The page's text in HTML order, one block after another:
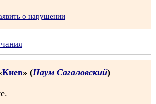
о нарушении
Киев» (Наум Сагаловский)